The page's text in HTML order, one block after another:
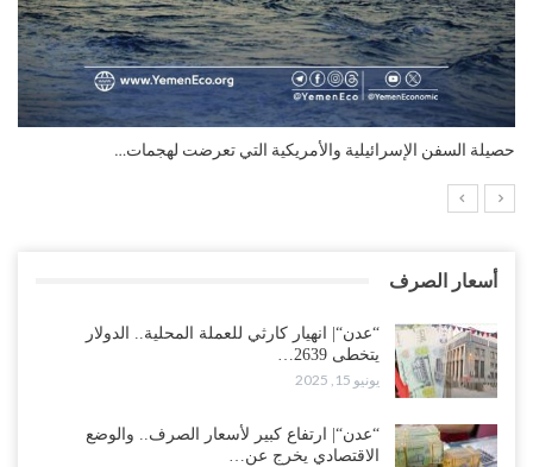
التضخم السنوي لمنطقة اليورو.. “إنفوجرافيك“..!
أسعار الصرف
“عدن“| انهيار كارثي للعملة المحلية.. الدولار
يتخطى 2639…
يونيو 15, 2025
“عدن“| ارتفاع كبير لأسعار الصرف.. والوضع
الاقتصادي يخرج عن…